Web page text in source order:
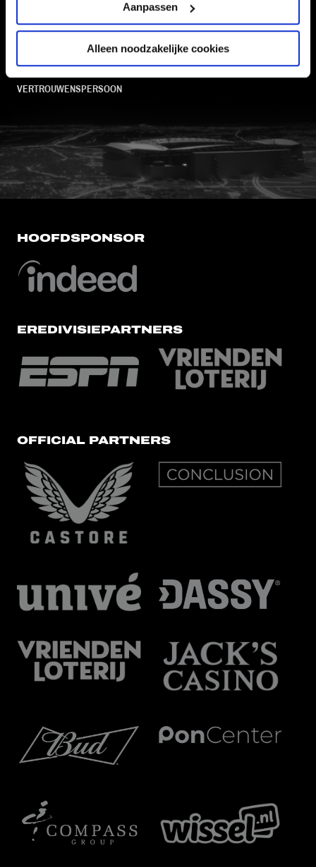
Aanpassen
Alleen noodzakelijke cookies
VEELGESTELDE VRAGEN
WERKEN BIJ
VERTROUWENSPERSOON
FC Utrecht<br>vanuit<br>het
HOOFDSPONSOR
EREDIVISIEPARTNERS
OFFICIAL PARTNERS